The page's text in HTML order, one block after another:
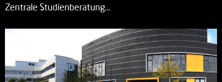
Zentrale Studienberatung…